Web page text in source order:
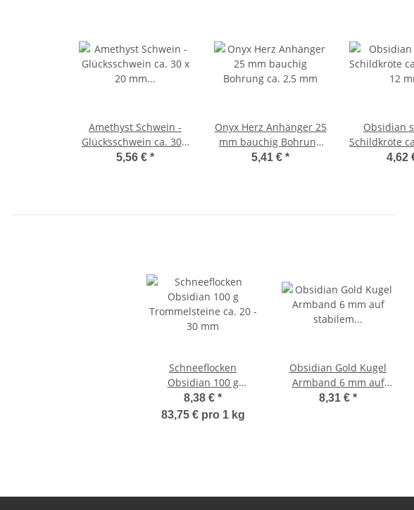
Amethyst Schwein -
Glücksschwein ca. 30 x
5,56 € *
Onyx Herz Anhänger 25
mm bauchig Bohrung
ca. 2,5 mm
5,41 € *
Obsidian
Schildkröte
12
4,62
Schneeflocken
Obsidian 100 g
Trommelsteine ca. 20 -
30 mm
8,38 € *
83,75 € pro 1 kg
Obsidian Gold Kugel
Armband 6 mm auf
stabilem Stretchband
8,31 € *